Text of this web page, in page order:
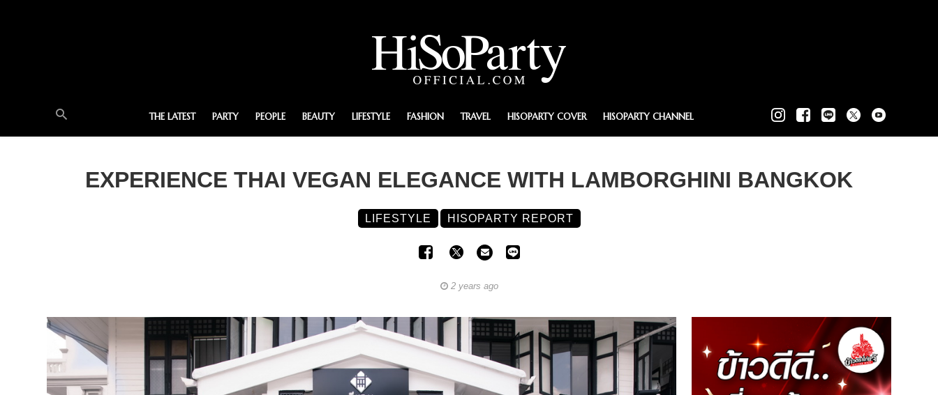
THE LATEST PARTY PEOPLE BEAUTY LIFESTYLE FASHION TRAVEL HISOPARTY COVER HISOPARTY CHANNEL
EXPERIENCE THAI VEGAN ELEGANCE WITH LAMBORGHINI BANGKOK
LIFESTYLE HISOPARTY REPORT
2 years ago